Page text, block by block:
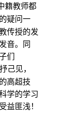
籍教师都
疑问一
传授的发
音。同
们
己见，
高超技
学的学习
益匪浅！